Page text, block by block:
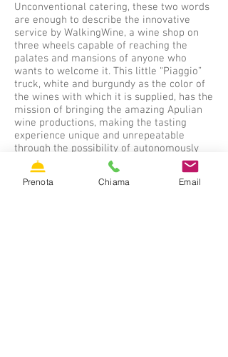
Unconventional catering, these two words
are enough to describe the innovative
service by WalkingWine, a wine shop on
three wheels capable of reaching the
palates and mansions of anyone who
wants to welcome it. This little “Piaggio”
truck, white and burgundy as the color of
the wines with which it is supplied, has the
mission of bringing the amazing Apulian
wine productions, making the tasting
experience unique and unrepeatable
through the possibility of autonomously
reaching any place: ancient farms,
beaches, vineyards, olive groves, open
countryside spaces, squares and
Prenota Chiama Email